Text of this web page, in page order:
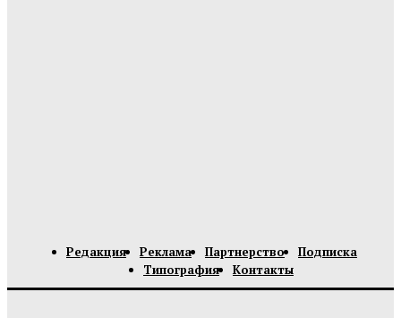
Редакция Реклама Партнерство
Подписка
Типография
Контакты